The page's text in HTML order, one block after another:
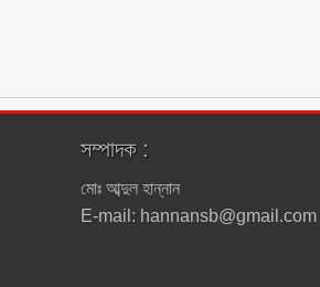
সম্পাদক :
মোঃ আব্দুল হান্নান
E-mail: hannansb@gmail.com